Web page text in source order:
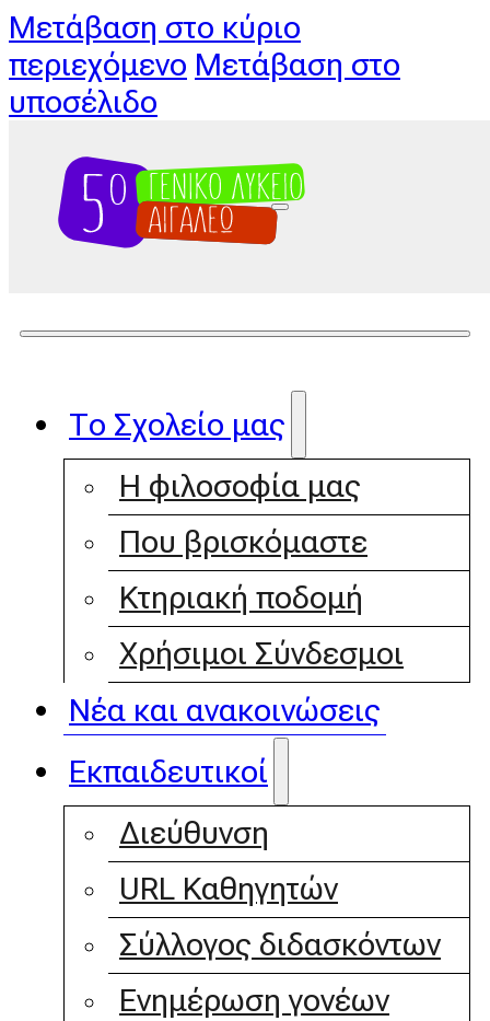
Μετάβαση στο κύριο
περιεχόμενο Μετάβαση στο
υποσέλιδο
Το Σχολείο μας
Η φιλοσοφία μας
Που βρισκόμαστε
Κτηριακή ποδομή
Χρήσιμοι Σύνδεσμοι
Νέα και ανακοινώσεις
Εκπαιδευτικοί
Διεύθυνση
URL Καθηγητών
Σύλλογος διδασκόντων
Ενημέρωση γονέων